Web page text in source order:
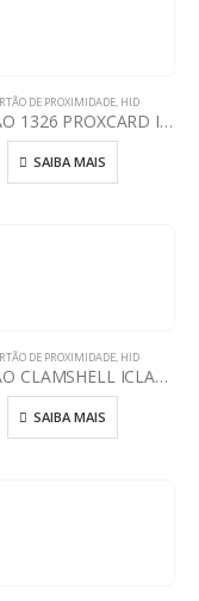
DE PROXIMIDADE, HID
CARTÃO 1326 PROXCARD II® CLAMSHELL
SAIBA MAIS
DE PROXIMIDADE, HID
CARTÃO CLAMSHELL ICLASS SE 3350
SAIBA MAIS